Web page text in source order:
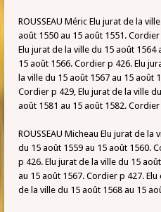
ROUSSEAU Méric Elu jurat de la
août 1550 au 15 août 1551.
Elu jurat de la ville du 15 août 1564
15 août 1566. Cordier p 426. Elu
la ville du 15 août 1567 au 15 août
Cordier p 429, Elu jurat de la ville
août 1581 au 15 août 1582.
ROUSSEAU Micheau Elu jurat de
du 15 août 1559 au 15 août 1560.
p 426. Elu jurat de la ville du 15
au 15 août 1567. Cordier p 427.
de la ville du 15 août 1568 au 15